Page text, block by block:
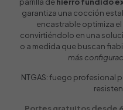
garantiza una cocción
encastrable optimiza el
convirtiéndolo en una
o a medida que buscan
más
NTGAS: fuego profesional